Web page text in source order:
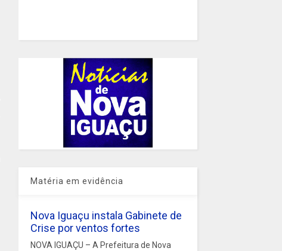
Matéria em evidência
Nova Iguaçu instala Gabinete de
Crise por ventos fortes
NOVA IGUAÇU – A Prefeitura de Nova